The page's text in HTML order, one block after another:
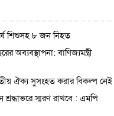
শিশুসহ ৮ জন নিহত
অব্যবস্থাপনা: বাণিজ্যমন্ত্রী
ঐক্য সুসংহত করার বিকল্প নেই
স্মরণ রাখবে : এমপি